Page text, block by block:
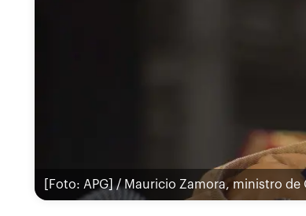
[Foto: APG] / Mauricio Zamora, ministro de